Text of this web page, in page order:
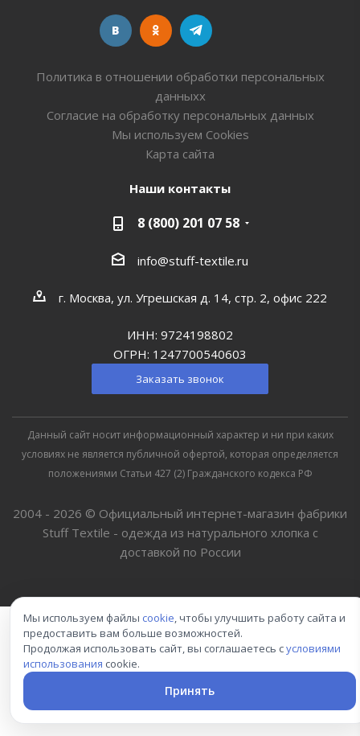
Политика в отношении обработки персональных
данныхх
Согласие на обработку персональных данных
Мы используем Cookies
Карта сайта
Наши контакты
8 (800) 201 07 58
info@stuff-textile.ru
г. Москва, ул. Угрешская д. 14, стр. 2, офис 222
ИНН: 9724198802
ОГРН: 1247700540603
Заказать звонок
Данный сайт носит информационный характер и ни при каких
условиях не является публичной офертой, которая определяется
положениями Статьи 427 (2) Гражданского кодекса РФ
2004 - 2026 © Официальный интернет-магазин фабрики
Stuff Textile - одежда из натурального хлопка с
доставкой по России
Мы используем файлы cookie , чтобы улучшить работу сайта и
предоставить вам больше возможностей.
Продолжая использовать сайт, вы соглашаетесь сусловиями
использования cookie.
Принять